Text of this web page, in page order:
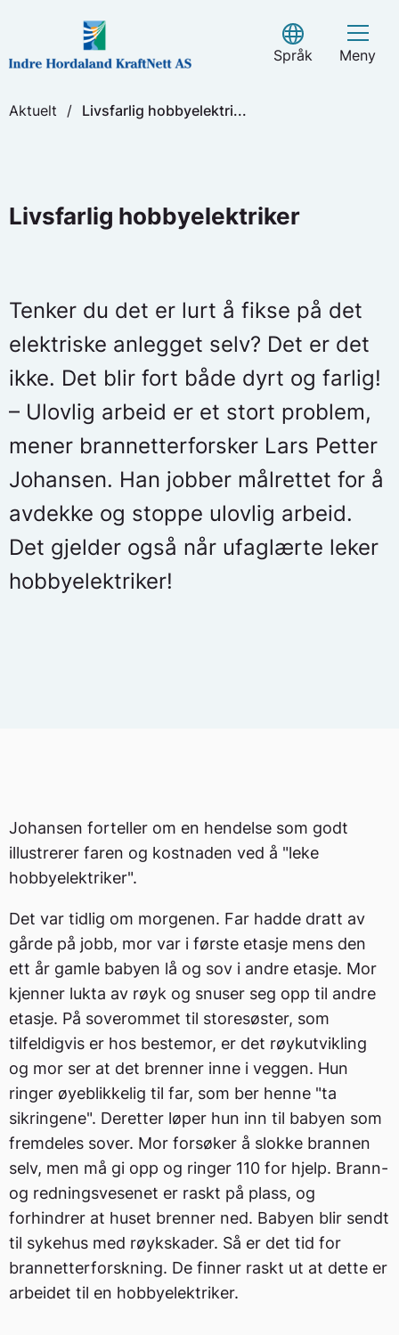
Språk
Select Language
Meny
Aktuelt / Livsfarlig hobbyelektri...
Livsfarlig hobbyelektriker
Tenker du det er lurt å fikse på det
elektriske anlegget selv? Det er det
ikke. Det blir fort både dyrt og farlig!
– Ulovlig arbeid er et stort problem,
mener brannetterforsker Lars Petter
Johansen. Han jobber målrettet for å
avdekke og stoppe ulovlig arbeid.
Det gjelder også når ufaglærte leker
hobbyelektriker!
Johansen forteller om en hendelse som godt
illustrerer faren og kostnaden ved å "leke
hobbyelektriker".
Det var tidlig om morgenen. Far hadde dratt av
gårde på jobb, mor var i første etasje mens den
ett år gamle babyen lå og sov i andre etasje. Mor
kjenner lukta av røyk og snuser seg opp til andre
etasje. På soverommet til storesøster, som
tilfeldigvis er hos bestemor, er det røykutvikling
og mor ser at det brenner inne i veggen. Hun
ringer øyeblikkelig til far, som ber henne "ta
sikringene". Deretter løper hun inn til babyen som
fremdeles sover. Mor forsøker å slokke brannen
selv, men må gi opp og ringer 110 for hjelp. Brann-
og redningsvesenet er raskt på plass, og
forhindrer at huset brenner ned. Babyen blir sendt
til sykehus med røykskader. Så er det tid for
brannetterforskning. De finner raskt ut at dette er
arbeidet til en hobbyelektriker.